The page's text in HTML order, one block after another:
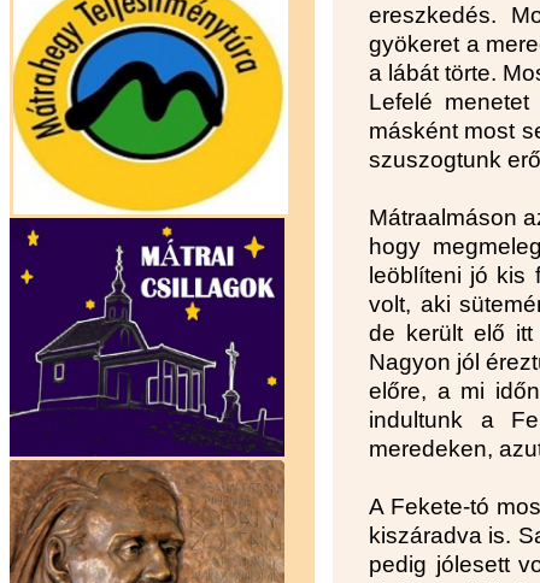
ereszkedés.
gyökeret a
a lábát törte.
Lefelé
másként most
szuszogtunk
Mátraalmáson
hogy
leöblíteni jó kis
volt, aki
de került elő itt
Nagyon jól
előre, a mi
indultunk a
meredeken,
A Fekete-tó
kiszáradva is.
pedig jólesett